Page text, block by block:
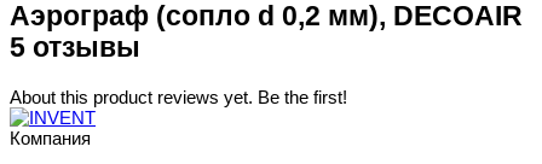
Аэрограф (сопло d 0,2 мм), DECOAIR
5 отзывы
About this product reviews yet. Be the first!
Компания